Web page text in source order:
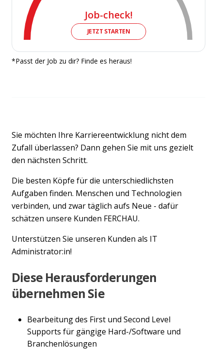
Job-check!
JETZT STARTEN
*Passt der Job zu dir? Finde es heraus!
Sie möchten Ihre Karriereentwicklung nicht dem
Zufall überlassen? Dann gehen Sie mit uns gezielt
den nächsten Schritt.
Die besten Köpfe für die unterschiedlichsten
Aufgaben finden. Menschen und Technologien
verbinden, und zwar täglich aufs Neue - dafür
schätzen unsere Kunden FERCHAU.
Unterstützen Sie unseren Kunden als IT
Administrator:in!
Diese Herausforderungen
übernehmen Sie
Bearbeitung des First und Second Level
Supports für gängige Hard-/Software und
Branchenlösungen